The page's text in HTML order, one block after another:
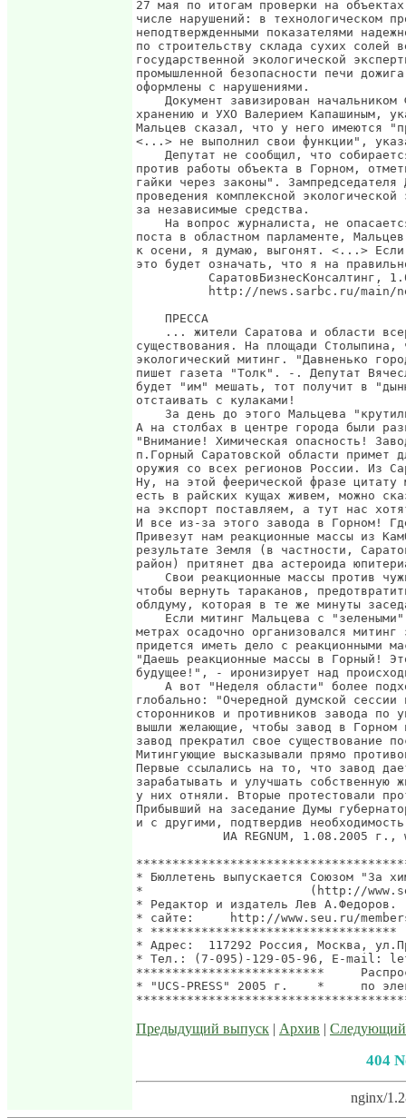
27 мая по итогам проверки на
числе нарушений: в технологическом
неподтвержденными показателями
по строительству склада сухих солей
государственной экологической
промышленной безопасности печи
оформлены с нарушениями.
Документ завизирован начальником
хранению и УХО Валерием Капашиным,
Мальцев сказал, что у него имеются
<...> не выполнил свои функции",
Депутат не сообщил, что
против работы объекта в Горном,
гайки через законы".
проведения комплексной
за независимые средства.
На вопрос журналиста, не
поста в областном парламенте,
к осени, я думаю, выгонят. <...> Если
это будет означать, что я на
СаратовБизнесКонсалтинг,
http://news.sarbc.ru/main/
    ПРЕССА
... жители Саратова и области
существования. На площади
экологический митинг. "Давненько
пишет газета "Толк". -. Депутат
будет "им" мешать, тот получит в
отстаивать с кулаками!
За день до этого Мальцева
А на столбах в центре города были
"Внимание! Химическая опасность!
п.Горный Саратовской области примет
оружия со всех регионов России. Из
Ну, на этой феерической фразе
есть в райских кущах живем, можно
на экспорт поставляем, а тут нас
И все из-за этого завода в Горном!
Привезут нам реакционные массы из
результате Земля (в частности,
район) притянет два астероида
Свои реакционные массы против
чтобы вернуть тараканов,
облдуму, которая в те же минуты
Если митинг Мальцева с
метрах осадочно организовался
придется иметь дело с реакционными
"Даешь реакционные массы в Горный!
будущее!", - иронизирует над
А вот "Неделя области" более
глобально: "Очередной думской
сторонников и противников завода по
вышли желающие, чтобы завод в
завод прекратил свое существование
Митингующие высказывали прямо
Первые ссылались на то, что завод
зарабатывать и улучшать
у них отняли. Вторые протестовали
Прибывший на заседание Думы
и с другими, подтвердив
ИА REGNUM, 1.08.2005 г.,
* Бюллетень выпускается Союзом "За
*                       (http://
* Редактор и издатель Лев
* сайте:     http://www.seu.ru/
*
* Адрес:  117292 Россия, Москва,
* Тел.: (7-095)-129-05-96, E-mail:
**************************
* "UCS-PRESS" 2005 г.    *     по
Предыдущий выпуск | Архив |
404
nginx/